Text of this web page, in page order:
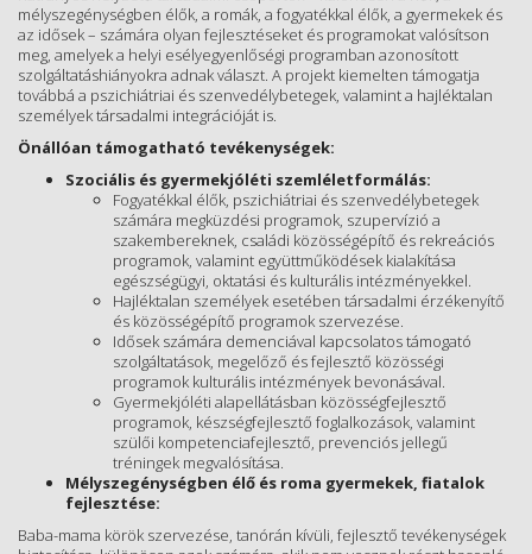
mélyszegénységben élők, a romák, a fogyatékkal élők, a gyermekek és
az idősek – számára olyan fejlesztéseket és programokat valósítson
meg, amelyek a helyi esélyegyenlőségi programban azonosított
szolgáltatáshiányokra adnak választ. A projekt kiemelten támogatja
továbbá a pszichiátriai és szenvedélybetegek, valamint a hajléktalan
személyek társadalmi integrációját is.
Önállóan támogatható tevékenységek:
Szociális és gyermekjóléti szemléletformálás:
Fogyatékkal élők, pszichiátriai és szenvedélybetegek
számára megküzdési programok, szupervízió a
szakembereknek, családi közösségépítő és rekreációs
programok, valamint együttműködések kialakítása
egészségügyi, oktatási és kulturális intézményekkel.
Hajléktalan személyek esetében társadalmi érzékenyítő
és közösségépítő programok szervezése.
Idősek számára demenciával kapcsolatos támogató
szolgáltatások, megelőző és fejlesztő közösségi
programok kulturális intézmények bevonásával.
Gyermekjóléti alapellátásban közösségfejlesztő
programok, készségfejlesztő foglalkozások, valamint
szülői kompetenciafejlesztő, prevenciós jellegű
tréningek megvalósítása.
Mélyszegénységben élő és roma gyermekek, fiatalok
fejlesztése:
Baba-mama körök szervezése, tanórán kívüli, fejlesztő tevékenységek